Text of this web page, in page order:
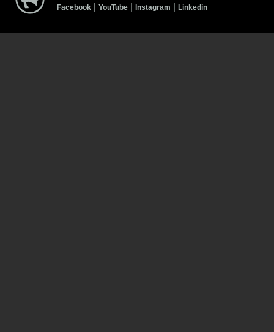
Facebook | YouTube | Instagram | Linkedin